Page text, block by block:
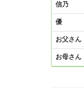
信乃
優
お父さん
お母さん